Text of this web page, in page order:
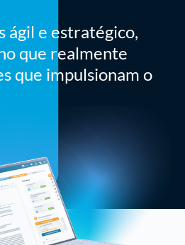
ágil e estratégico,
que realmente
que impulsionam o